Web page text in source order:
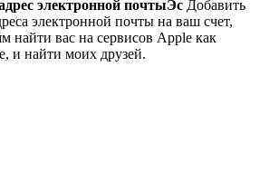
электронной почтыЭс Добавить
электронной почты на ваш счет,
найти вас на сервисов Apple как
и найти моих друзей.